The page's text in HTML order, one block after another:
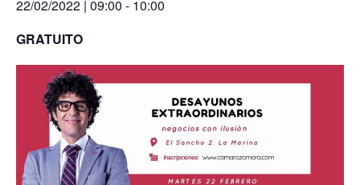
22/02/2022 | 09:00 - 10:00
GRATUITO